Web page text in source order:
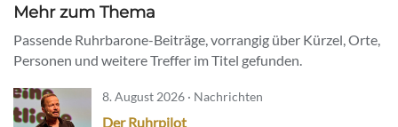
Mehr zum Thema
Passende Ruhrbarone-Beiträge, vorrangig über Kürzel, Orte,
Personen und weitere Treffer im Titel gefunden.
8. August 2026 · Nachrichten
Der Ruhrpilot